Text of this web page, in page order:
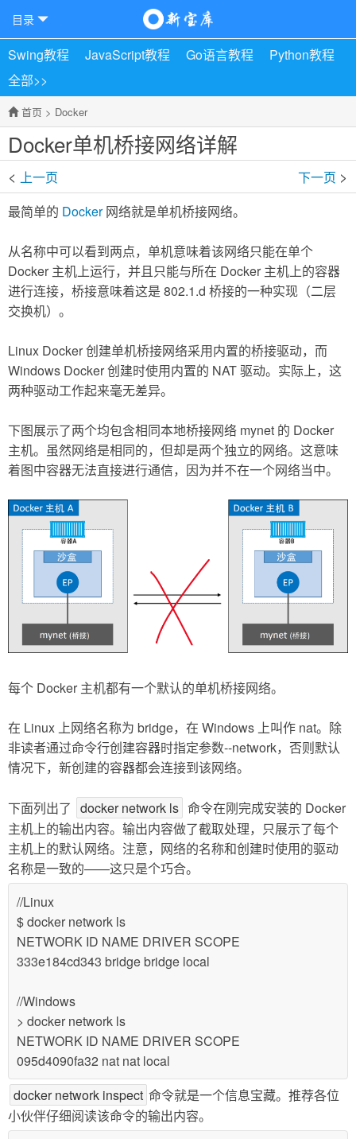
Swing教程 JavaScript教程 Go语言教程
Python教程
全部>>
目录
首页 > Docker
Docker单机桥接网络详解
< 上一页 下一页 >
最简单的 Docker网络就是单机桥接网络。
从名称中可以看到两点，单机意味着该网络只能在单个
Docker 主机上运行，并且只能与所在 Docker 主机上的容器
进行连接，桥接意味着这是 802.1.d 桥接的一种实现（二层
交换机）。
Linux Docker 创建单机桥接网络采用内置的桥接驱动，而
Windows Docker 创建时使用内置的 NAT 驱动。实际上，这
两种驱动工作起来毫无差异。
下图展示了两个均包含相同本地桥接网络 mynet 的 Docker
主机。虽然网络是相同的，但却是两个独立的网络。这意味
着图中容器无法直接进行通信，因为并不在一个网络当中。
每个 Docker 主机都有一个默认的单机桥接网络。
在 Linux 上网络名称为 bridge，在 Windows 上叫作 nat。除
非读者通过命令行创建容器时指定参数--network，否则默认
情况下，新创建的容器都会连接到该网络。
下面列出了 docker network ls 命令在刚完成安装的 Docker
主机上的输出内容。输出内容做了截取处理，只展示了每个
主机上的默认网络。注意，网络的名称和创建时使用的驱动
名称是一致的——这只是个巧合。
//Linux
$ docker network ls
NETWORK ID NAME DRIVER SCOPE
333e184cd343 bridge bridge local
//Windows
> docker network ls
NETWORK ID NAME DRIVER SCOPE
095d4090fa32 nat nat local
docker network inspect 命令就是一个信息宝藏。推荐各位
小伙伴仔细阅读该命令的输出内容。